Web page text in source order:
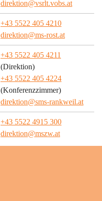
direktion@vsrlt.vobs.at
+43 5522 405 4210
direktion@ms-rost.at
+43 5522 405 4211
(Direktion)
+43 5522 405 4224
(Konferenzzimmer)
direktion@sms-rankweil.at
+43 5522 4915 300
direktion@mszw.at